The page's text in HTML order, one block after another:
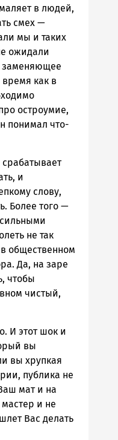
в людей,
смех —
мы и таких
ожидали
заменяющее
время как в
остроумие,
понимал что-
и
слову,
Более того —
не так
общественном
Да, на заре
чтобы
чистый,
И этот шок и
вы
вы хрупкая
публика не
мат и на
и не
Вас делать